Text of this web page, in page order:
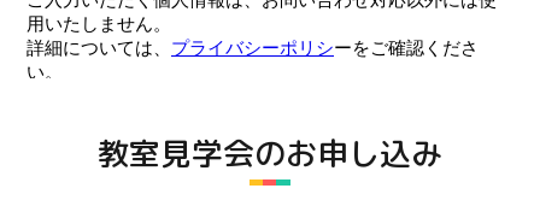
教室見学会のお申し込み